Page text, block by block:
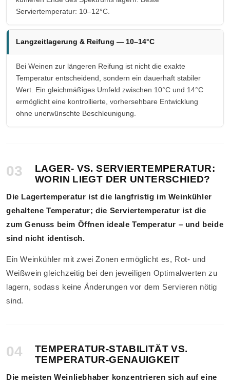
Serviertemperatur: 10–12°C.
Langzeitlagerung & Reifung — 10–14°C
Bei Weinen zur längeren Reifung ist nicht die exakte
Temperatur entscheidend, sondern ein dauerhaft stabiler
Wert. Ein gleichmäßiges Umfeld zwischen 10°C und 14°C
ermöglicht eine kontrollierte, vorhersehbare Entwicklung
ohne unerwünschte Beschleunigung.
03
LAGER- VS. SERVIERTEMPERATUR:
WORIN LIEGT DER UNTERSCHIED?
Die Lagertemperatur ist die langfristig im Weinkühler
gehaltene Temperatur; die Serviertemperatur ist die
zum Genuss beim Öffnen ideale Temperatur – und beide
sind nicht identisch.
Ein Weinkühler mit zwei Zonen ermöglicht es, Rot- und
Weißwein gleichzeitig bei den jeweiligen Optimalwerten zu
lagern, sodass keine Änderungen vor dem Servieren nötig
sind.
04
TEMPERATUR-STABILITÄT VS.
TEMPERATUR-GENAUIGKEIT
Die meisten Weinliebhaber konzentrieren sich auf eine